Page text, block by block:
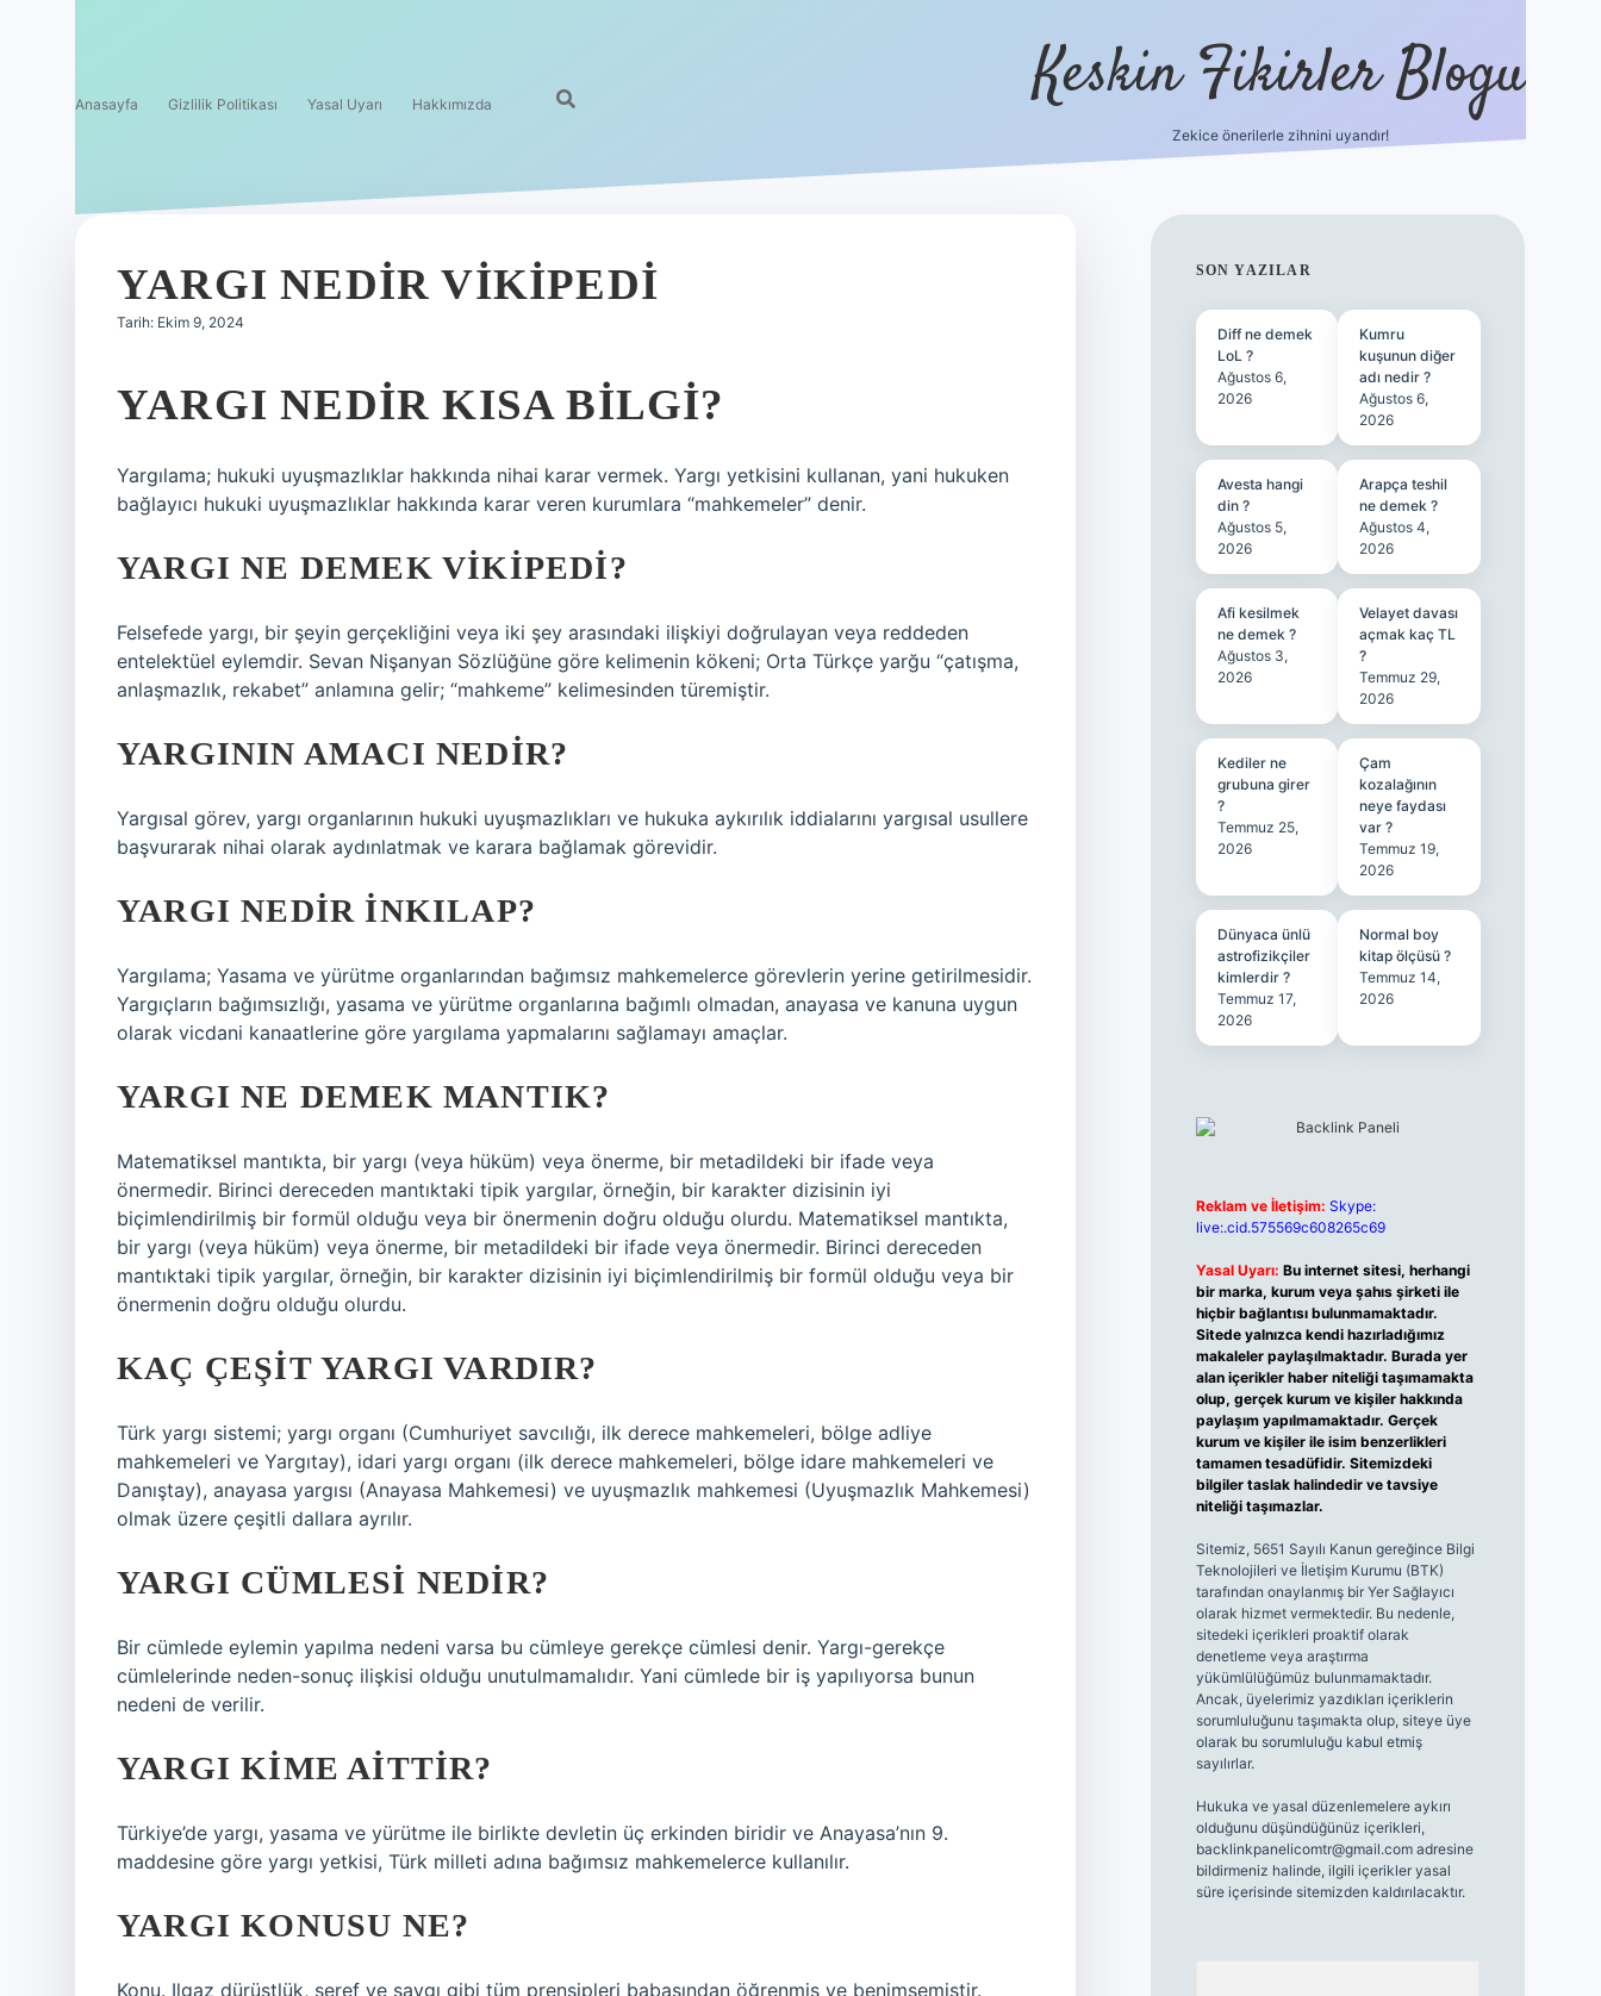
Anasayfa Gizlilik Politikası Yasal Uyarı Hakkımızda Keskin Fikirler Blogu
Zekice önerilerle zihnini uyandır!
YARGI NEDIR VIKIPEDI
Tarih: Ekim 9, 2024
YARGI NEDIR KISA BILGI?
Yargılama; hukuki uyuşmazlıklar hakkında nihai karar vermek. Yargı yetkisini kullanan, yani hukuken
bağlayıcı hukuki uyuşmazlıklar hakkında karar veren kurumlara “mahkemeler” denir.
YARGI NE DEMEK VIKIPEDI?
Felsefede yargı, bir şeyin gerçekliğini veya iki şey arasındaki ilişkiyi doğrulayan veya reddeden
entelektüel eylemdir. Sevan Nişanyan Sözlüğüne göre kelimenin kökeni; Orta Türkçe yarğu “çatışma,
anlaşmazlık, rekabet” anlamına gelir; “mahkeme” kelimesinden türemiştir.
YARGININ AMACI NEDIR?
Yargısal görev, yargı organlarının hukuki uyuşmazlıkları ve hukuka aykırılık iddialarını yargısal usullere
başvurarak nihai olarak aydınlatmak ve karara bağlamak görevidir.
YARGI NEDIR INKILAP?
Yargılama; Yasama ve yürütme organlarından bağımsız mahkemelerce görevlerin yerine getirilmesidir.
Yargıçların bağımsızlığı, yasama ve yürütme organlarına bağımlı olmadan, anayasa ve kanuna uygun
olarak vicdani kanaatlerine göre yargılama yapmalarını sağlamayı amaçlar.
YARGI NE DEMEK MANTIK?
Matematiksel mantıkta, bir yargı (veya hüküm) veya önerme, bir metadildeki bir ifade veya
önermedir. Birinci dereceden mantıktaki tipik yargılar, örneğin, bir karakter dizisinin iyi
biçimlendirilmiş bir formül olduğu veya bir önermenin doğru olduğu olurdu. Matematiksel mantıkta,
bir yargı (veya hüküm) veya önerme, bir metadildeki bir ifade veya önermedir. Birinci dereceden
mantıktaki tipik yargılar, örneğin, bir karakter dizisinin iyi biçimlendirilmiş bir formül olduğu veya bir
önermenin doğru olduğu olurdu.
KAÇ ÇEŞIT YARGI VARDIR?
Türk yargı sistemi; yargı organı (Cumhuriyet savcılığı, ilk derece mahkemeleri, bölge adliye
mahkemeleri ve Yargıtay), idari yargı organı (ilk derece mahkemeleri, bölge idare mahkemeleri ve
Danıştay), anayasa yargısı (Anayasa Mahkemesi) ve uyuşmazlık mahkemesi (Uyuşmazlık Mahkemesi)
olmak üzere çeşitli dallara ayrılır.
YARGI CÜMLESI NEDIR?
Bir cümlede eylemin yapılma nedeni varsa bu cümleye gerekçe cümlesi denir. Yargı-gerekçe
cümlelerinde neden-sonuç ilişkisi olduğu unutulmamalıdır. Yani cümlede bir iş yapılıyorsa bunun
nedeni de verilir.
YARGI KIME AITTIR?
Türkiye’de yargı, yasama ve yürütme ile birlikte devletin üç erkinden biridir ve Anayasa’nın 9.
maddesine göre yargı yetkisi, Türk milleti adına bağımsız mahkemelerce kullanılır.
YARGI KONUSU NE?
Konu. Ilgaz dürüstlük, şeref ve saygı gibi tüm prensipleri babasından öğrenmiş ve benimsemiştir.
SIDEBAR
SON YAZILAR
Diff ne demek
LoL ?
Ağustos 6,
2026
Kumru
kuşunun diğer
adı nedir ?
Ağustos 6,
2026
Avesta hangi
din ?
Ağustos 5,
2026
Arapça teshil
ne demek ?
Ağustos 4,
2026
Afi kesilmek
ne demek ?
Ağustos 3,
2026
Velayet davası
açmak kaç TL
?
Temmuz 29,
2026
Kediler ne
grubuna girer
?
Temmuz 25,
2026
Çam
kozalağının
neye faydası
var ?
Temmuz 19,
2026
Dünyaca ünlü
astrofizikçiler
kimlerdir ?
Temmuz 17,
2026
Normal boy
kitap ölçüsü ?
Temmuz 14,
2026
Reklam ve İletişim: Skype:
live:.cid.575569c608265c69
Yasal Uyarı: Bu internet sitesi, herhangi
bir marka, kurum veya şahıs şirketi ile
hiçbir bağlantısı bulunmamaktadır.
Sitede yalnızca kendi hazırladığımız
makaleler paylaşılmaktadır. Burada yer
alan içerikler haber niteliği taşımamakta
olup, gerçek kurum ve kişiler hakkında
paylaşım yapılmamaktadır. Gerçek
kurum ve kişiler ile isim benzerlikleri
tamamen tesadüfidir. Sitemizdeki
bilgiler taslak halindedir ve tavsiye
niteliği taşımazlar.
Sitemiz, 5651 Sayılı Kanun gereğince Bilgi
Teknolojileri ve İletişim Kurumu (BTK)
tarafından onaylanmış bir Yer Sağlayıcı
olarak hizmet vermektedir. Bu nedenle,
sitedeki içerikleri proaktif olarak
denetleme veya araştırma
yükümlülüğümüz bulunmamaktadır.
Ancak, üyelerimiz yazdıkları içeriklerin
sorumluluğunu taşımakta olup, siteye üye
olarak bu sorumluluğu kabul etmiş
sayılırlar.
Hukuka ve yasal düzenlemelere aykırı
olduğunu düşündüğünüz içerikleri,
backlinkpanelicomtr@gmail.comadresine
bildirmeniz halinde, ilgili içerikler yasal
süre içerisinde sitemizden kaldırılacaktır.